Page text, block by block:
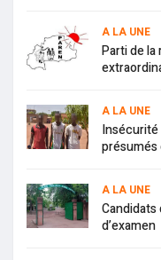
A LA UNE
Parti de la
A LA UNE
Insécurité
présumés
A LA UNE
d’examen